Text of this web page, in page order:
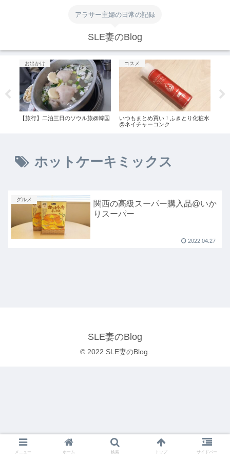
アラサー主婦の日常の記録
SLE妻のBlog
お出かけ
【旅行】二泊三日のソウル旅@韓国
コスメ
いつもまとめ買い！ふきとり化粧水
@ネイチャーコンク
ホットケーキミックス
グルメ
関西の高級スーパー購入品@いか
りスーパー
2022.04.27
SLE妻のBlog
© 2022 SLE妻のBlog.
メニュー ホーム 検索 トップ サイドバー